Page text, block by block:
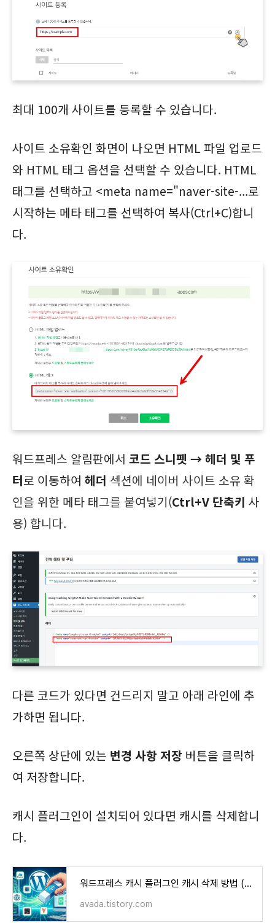
최대 100개 사이트를 등록할 수 있습니다.
사이트 소유확인 화면이 나오면 HTML 파일 업로드
와 HTML 태그 옵션을 선택할 수 있습니다. HTML
태그를 선택하고 <meta name="naver-site-...로
시작하는 메타 태그를 선택하여 복사(Ctrl+C)합니
다.
워드프레스 알림판에서 코드 스니펫 → 헤더 및 푸
터로 이동하여 헤더 섹션에 네이버 사이트 소유 확
인을 위한 메타 태그를 붙여넣기(Ctrl+V 단축키 사
용) 합니다.
다른 코드가 있다면 건드리지 말고 아래 라인에 추
가하면 됩니다.
오른쪽 상단에 있는 변경 사항 저장 버튼을 클릭하
여 저장합니다.
캐시 플러그인이 설치되어 있다면 캐시를 삭제합니
다.
워드프레스 캐시 플러그인 캐시 삭제 방법 (Breeze, LiteSpeed Cache, WP Super Cache, WP Rocket 등)
avada.tistory.com